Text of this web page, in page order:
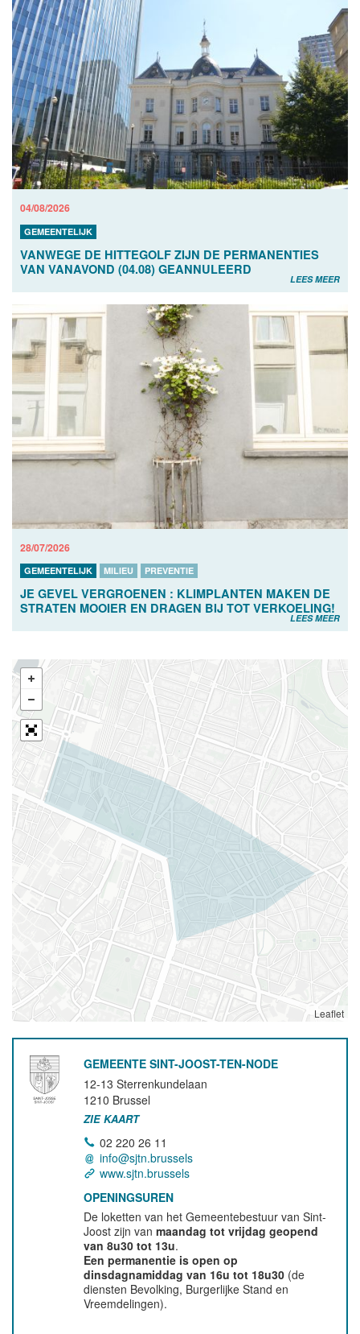
04/08/2026
GEMEENTELIJK
VANWEGE DE HITTEGOLF ZIJN DE PERMANENTIES
VAN VANAVOND (04.08) GEANNULEERD
LEES MEER
28/07/2026
GEMEENTELIJK MILIEU PREVENTIE
JE GEVEL VERGROENEN : KLIMPLANTEN MAKEN DE
STRATEN MOOIER EN DRAGEN BIJ TOT VERKOELING!
LEES MEER
Leaflet
GEMEENTE SINT-JOOST-TEN-NODE
12-13 Sterrenkundelaan
1210 Brussel
ZIE KAART
02 220 26 11
info@sjtn.brussels
www.sjtn.brussels
OPENINGSUREN
De loketten van het Gemeentebestuur van Sint-
Joost zijn vanmaandag tot vrijdag geopend
van 8u30 tot 13u.
Een permanentie is open op
dinsdagnamiddag van 16u tot 18u30 (de
diensten Bevolking, Burgerlijke Stand en
Vreemdelingen).